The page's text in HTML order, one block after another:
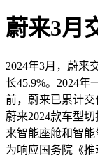
蔚来3月
2024年3月，蔚来
长45.9%。2024年
前，蔚来已累计交
蔚来2024款车型
来智能座舱和智能
为响应国务院《